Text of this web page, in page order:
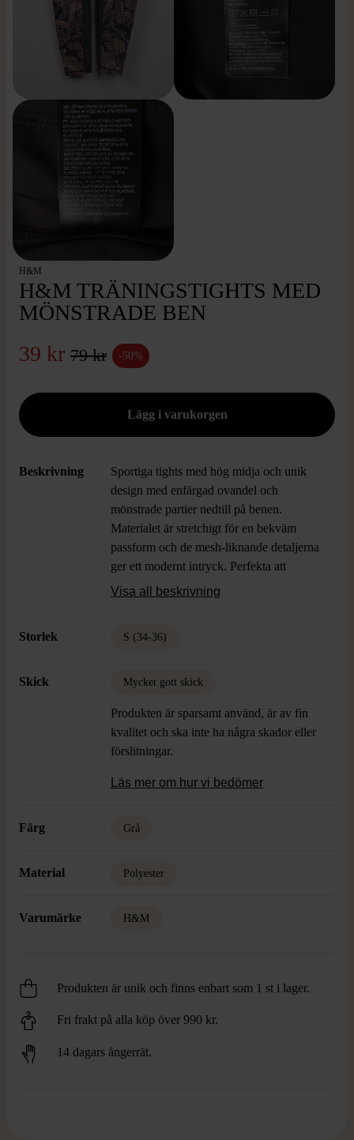
H&M
H&M TRÄNINGSTIGHTS MED
MÖNSTRADE BEN
39 kr 79 kr -50%
Beskrivning
Sportiga tights med hög midja och unik
design med enfärgad ovandel och
mönstrade partier nedtill på benen.
Materialet är stretchigt för en bekväm
passform och de mesh-liknande detaljerna
ger ett modernt intryck. Perfekta att
använda när du vill sticka ut på gymmet
Visa all beskrivning
Storlek S (34-36)
Skick Mycket gott skick
Produkten är sparsamt använd, är av fin
kvalitet och ska inte ha några skador eller
förslitningar.
Läs mer om hur vi bedömer
Färg Grå
Material Polyester
Varumärke H&M
Produkten är unik och finns enbart som 1 st i lager.
Fri frakt på alla köp över 990 kr.
14 dagars ångerrät.